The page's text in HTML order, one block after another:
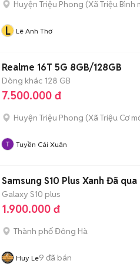
Huyện Triệu Phong (Xã Triệu Bình
L Lê Anh Thơ
Realme 16T 5G 8GB/128GB
Dòng khác 128 GB
7.500.000 đ
Huyện Triệu Phong (Xã Triệu Cơ
Tuyền Cái Xuân
Samsung S10 Plus Xanh Đã
Galaxy S10 plus
1.900.000 đ
Thành phố Đông Hà
Huy Le9 đã bán